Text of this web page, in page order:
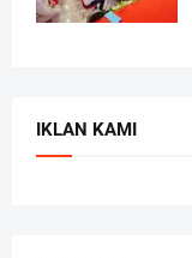
IKLAN KAMI